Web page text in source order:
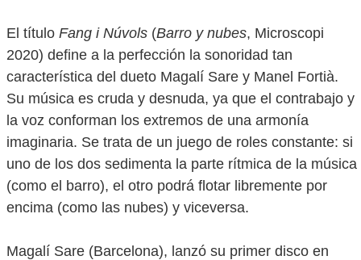
El título Fang i Núvols (Barro y nubes, Microscopi
2020) define a la perfección la sonoridad tan
característica del dueto Magalí Sare y Manel Fortià.
Su música es cruda y desnuda, ya que el contrabajo y
la voz conforman los extremos de una armonía
imaginaria. Se trata de un juego de roles constante: si
uno de los dos sedimenta la parte rítmica de la música
(como el barro), el otro podrá flotar libremente por
encima (como las nubes) y viceversa.
Magalí Sare (Barcelona), lanzó su primer disco en